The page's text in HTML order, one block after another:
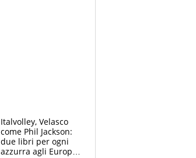
Italvolley, Velasco
come Phil Jackson:
due libri per ogni
azzurra agli Europei.